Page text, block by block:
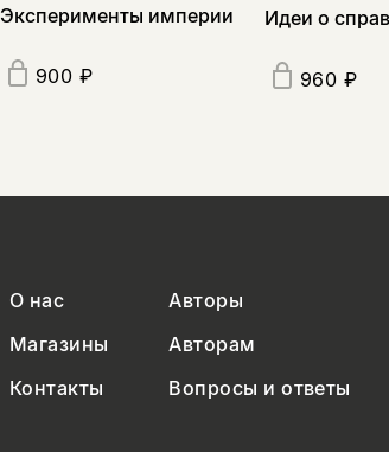
Эксперименты империи
900 ₽
Идеи о
960 ₽
О нас Авторы
Магазины Авторам
Контакты Вопросы и ответы